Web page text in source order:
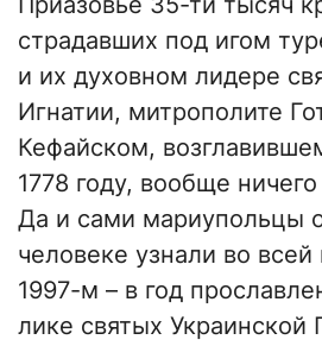
страдавших под игом
и их духовном лидере
Игнатии, митрополите
Кефайском,
1778 году, вообще
Да и сами мариупольцы
человеке узнали во
1997-м – в год
лике святых Украинской